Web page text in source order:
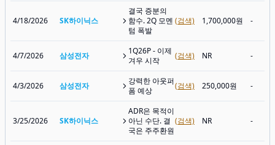
4/18/2026 SK하이닉스
결국 증분의
함수. 2Q 모멘
텀 폭발
(검색) 1,700,000원 -
4/7/2026 삼성전자
1Q26P - 이제
겨우 시작
(검색) NR -
4/3/2026 삼성전자
강력한 아웃퍼
폼 예상
(검색) 250,000원 -
3/25/2026 SK하이닉스
ADR은 목적이
아닌 수단. 결
국은 주주환원
(검색) NR -